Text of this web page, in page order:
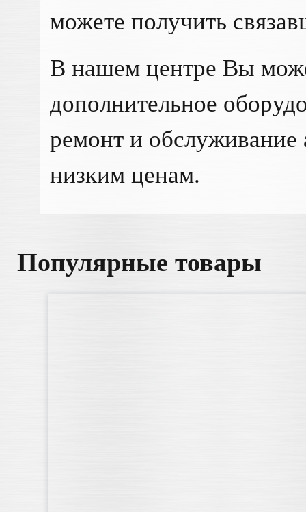
можете получить
В нашем центре Вы
дополнительное
ремонт и
низким ценам.
Популярные товары